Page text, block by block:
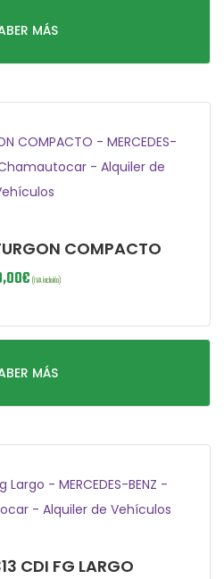
MÁS
COMPACTO
€ (IVA incluido)
MÁS
CDI FG LARGO